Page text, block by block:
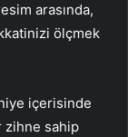
arasında,
ölçmek
içerisinde
zihne sahip